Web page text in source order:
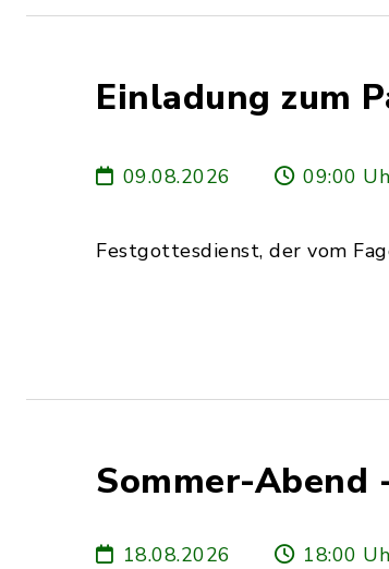
Einladung zum
09.08.2026 09:00
Festgottesdienst, der vom
Sommer-Abend
18.08.2026 18:00